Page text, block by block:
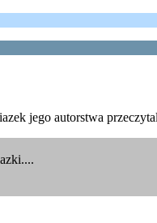
jego autorstwa